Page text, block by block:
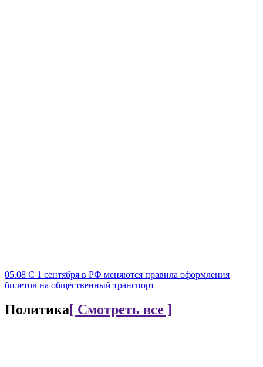
05.08 С 1 сентября в РФ меняются правила оформления
билетов на общественный транспорт
Политика[ Смотреть все ]